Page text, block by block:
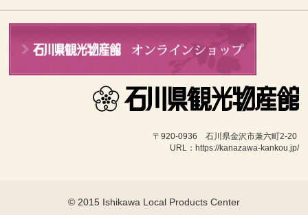
〒920-0936　石川県金沢市兼六町2-20
URL：https://kanazawa-kankou.jp/
© 2015 Ishikawa Local Products Center